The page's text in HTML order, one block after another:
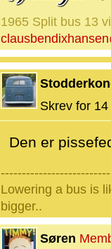
1965 Split bus 13
Skrev for
Den er
Lowering a bus is
bigger..
Søren